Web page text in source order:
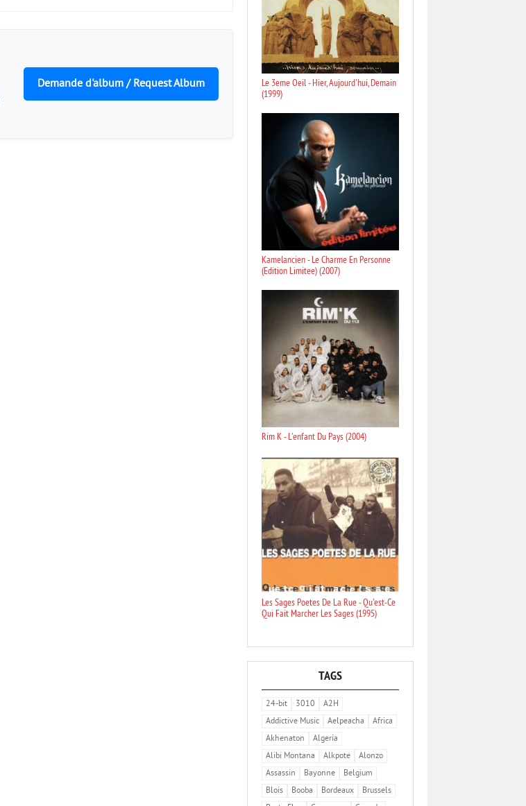
Demande d'album / Request Album
Le 3eme Oeil - Hier, Aujourd'hui, Demain
(1999)
Kamelancien - Le Charme En Personne
(Edition Limitee) (2007)
Rim K - L'enfant Du Pays (2004)
Les Sages Poetes De La Rue - Qu'est-Ce
Qui Fait Marcher Les Sages (1995)
TAGS
24-bit 3010
A2H
Addictive Music
Aelpeacha
Africa
Akhenaton
Algeria
Alibi Montana
Alkpote
Alonzo
Assassin
Bayonne
Belgium
Blois
Booba Bordeaux
Brussels